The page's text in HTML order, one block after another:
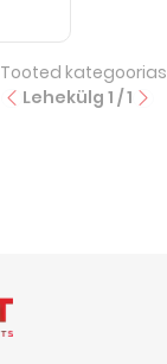
Tooted kategoorias
Lehekülg 1 /1